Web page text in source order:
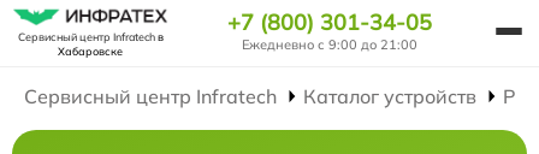
Сервисный центр Infratechв
Хабаровске
+7 (800) 301-34-05
Ежедневно с 9:00 до 21:00
Сервисный центр Infratech Каталог устройств